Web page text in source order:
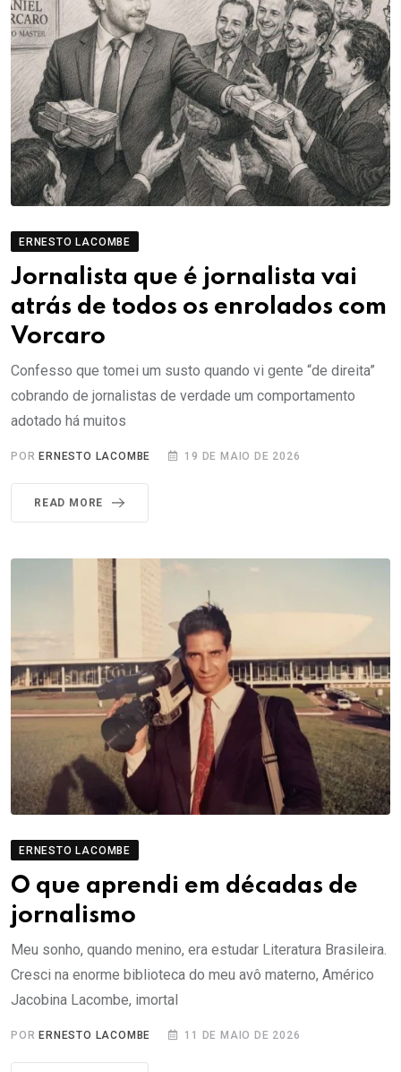
ERNESTO LACOMBE
Jornalista que é jornalista vai
atrás de todos os enrolados com
Vorcaro
Confesso que tomei um susto quando vi gente “de direita”
cobrando de jornalistas de verdade um comportamento
adotado há muitos
PORERNESTO LACOMBE 19 DE MAIO DE 2026
READ MORE
ERNESTO LACOMBE
O que aprendi em décadas de
jornalismo
Meu sonho, quando menino, era estudar Literatura Brasileira.
Cresci na enorme biblioteca do meu avô materno, Américo
Jacobina Lacombe, imortal
POR ERNESTO LACOMBE 11 DE MAIO DE 2026